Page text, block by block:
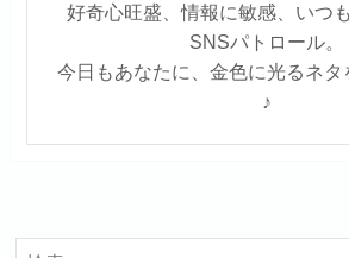
好奇心旺盛、情報に敏感、いつ
SNSパトロール。
今日もあなたに、金色に光るネタ
♪